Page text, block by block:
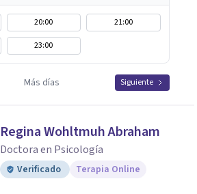
20:00
21:00
23:00
Más días Siguiente
Regina Wohltmuh Abraham
Doctora en Psicología
Verificado Terapia Online